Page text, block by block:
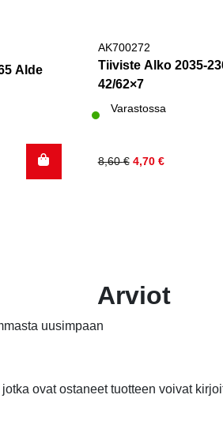
Alde
AK700272
Tiiviste Alko 2035-
42/62×7
Varastossa
8,60€
Alkuperäinen
4,70 €
Nykyinen
Arviot
uusimpaan
ovat ostaneet tuotteen voivat